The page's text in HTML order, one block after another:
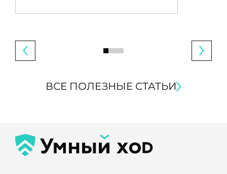
ВСЕ ПОЛЕЗНЫЕ СТАТЬИ